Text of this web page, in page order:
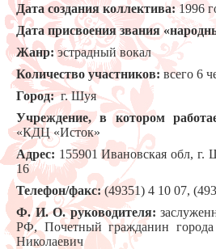
Дата создания коллектива: 1996
Дата присвоения звания
Жанр:эстрадный вокал
Количество участников: всего 6
Город:г. Шуя
Учреждение, в котором
«КДЦ «Исток»
Адрес: 155901 Ивановская обл, г.
16
Телефон/факс:(49351) 4 10 07,
Ф. И. О. руководителя:
РФ, Почетный гражданин
Николаевич